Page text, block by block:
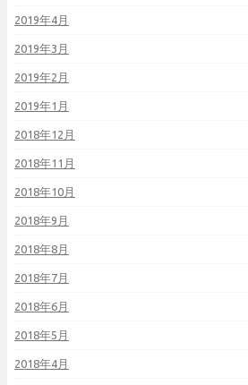
2019年4月
2019年3月
2019年2月
2019年1月
2018年12月
2018年11月
2018年10月
2018年9月
2018年8月
2018年7月
2018年6月
2018年5月
2018年4月